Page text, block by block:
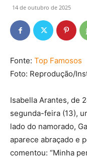
14 de outubro de 2025
Fonte: Top Famosos
Foto: Reprodução/
Isabella Arantes, de
segunda-feira (13),
lado do namorado,
aparece abraçado e
comentou: “Minha